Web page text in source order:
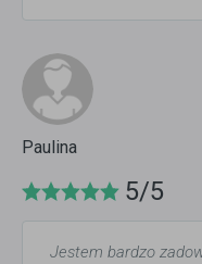
Paulina
5/5
Jestem bardzo